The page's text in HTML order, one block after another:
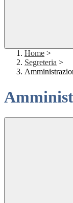
Home >
Segreteria >